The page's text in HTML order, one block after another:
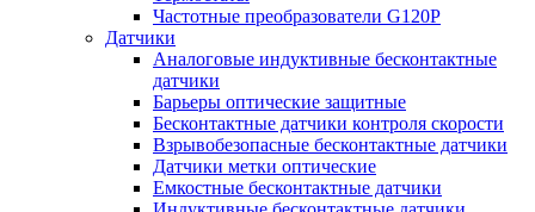
Частотные преобразователи G120P
Датчики
Аналоговые индуктивные бесконтактные
датчики
Барьеры оптические защитные
Бесконтактные датчики контроля скорости
Взрывобезопасные бесконтактные датчики
Датчики метки оптические
Емкостные бесконтактные датчики